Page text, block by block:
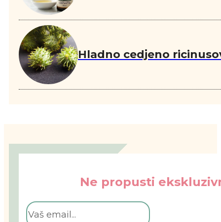
Hladno cedjeno
Ne propusti